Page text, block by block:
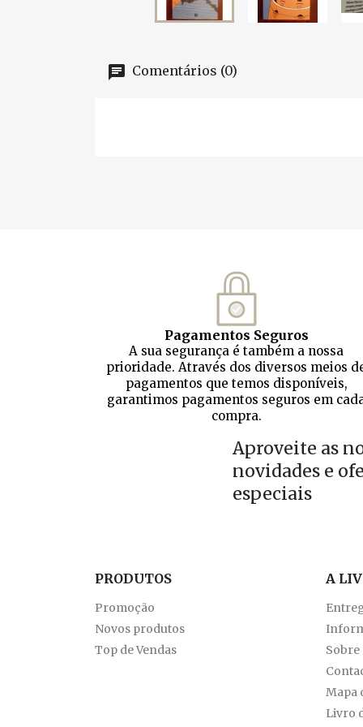
Comentários (0)
Pagamentos Seguros
A sua segurança é também a nossa
prioridade. Através dos diversos meios
pagamentos que temos disponíveis,
garantimos pagamentos seguros em
compra.
Aproveite as
novidades e
especiais
PRODUTOS
Promoção
Novos produtos
Top de Vendas
A
Sobre
Mapa
Livro